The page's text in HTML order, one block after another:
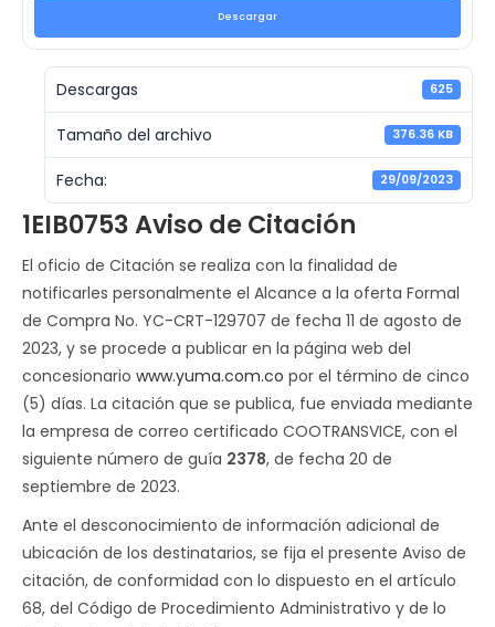
Descargar
Descargas 625
Tamaño del archivo 376.36 KB
Fecha: 29/09/2023
1EIB0753 Aviso de Citación
El oficio de Citación se realiza con la finalidad de
notificarles personalmente el Alcance a la oferta Formal
de Compra No. YC-CRT-129707 de fecha 11 de agosto de
2023, y se procede a publicar en la página web del
concesionario www.yuma.com.co por el término de cinco
(5) días. La citación que se publica, fue enviada mediante
la empresa de correo certificado COOTRANSVICE, con el
siguiente número de guía 2378, de fecha 20 de
septiembre de 2023.
Ante el desconocimiento de información adicional de
ubicación de los destinatarios, se fija el presente Aviso de
citación, de conformidad con lo dispuesto en el artículo
68, del Código de Procedimiento Administrativo y de lo